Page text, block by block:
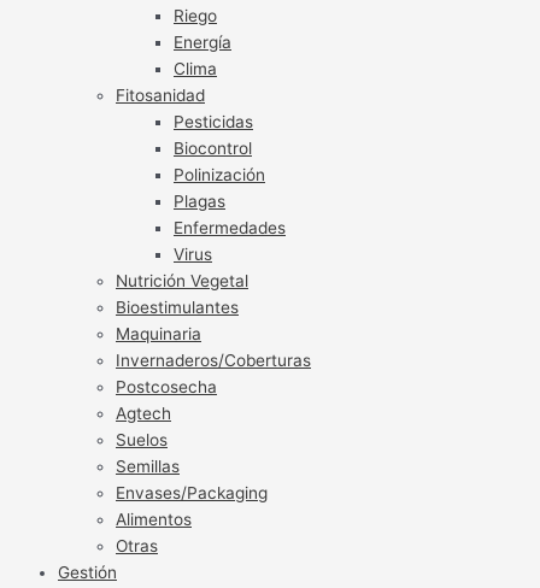
Riego
Energía
Clima
Fitosanidad
Pesticidas
Biocontrol
Polinización
Plagas
Enfermedades
Virus
Nutrición Vegetal
Bioestimulantes
Maquinaria
Invernaderos/Coberturas
Postcosecha
Agtech
Suelos
Semillas
Envases/Packaging
Alimentos
Otras
Gestión